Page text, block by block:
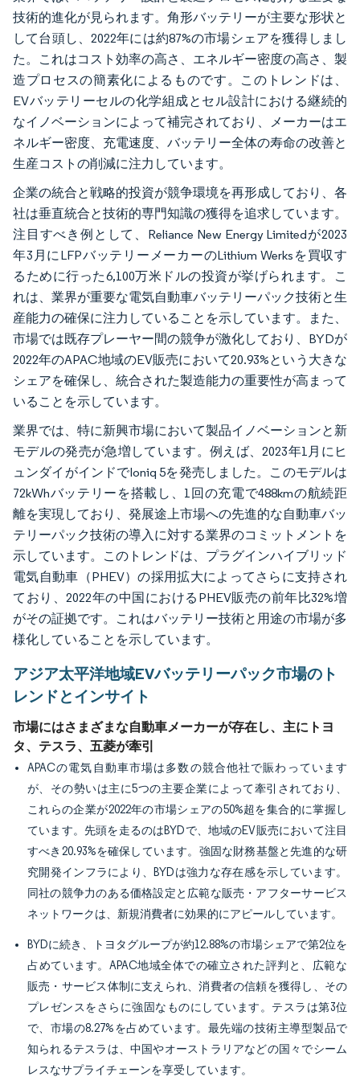
技術的進化が見られます。角形バッテリーが主要な形状と
して台頭し、2022年には約87%の市場シェアを獲得しまし
た。これはコスト効率の高さ、エネルギー密度の高さ、製
造プロセスの簡素化によるものです。このトレンドは、
EVバッテリーセルの化学組成とセル設計における継続的
なイノベーションによって補完されており、メーカーはエ
ネルギー密度、充電速度、バッテリー全体の寿命の改善と
生産コストの削減に注力しています。
企業の統合と戦略的投資が競争環境を再形成しており、各
社は垂直統合と技術的専門知識の獲得を追求しています。
注目すべき例として、Reliance New Energy Limitedが2023
年3月にLFPバッテリーメーカーのLithium Werksを買収す
るために行った6,100万米ドルの投資が挙げられます。こ
れは、業界が重要な電気自動車バッテリーパック技術と生
産能力の確保に注力していることを示しています。また、
市場では既存プレーヤー間の競争が激化しており、BYDが
2022年のAPAC地域のEV販売において20.93%という大きな
シェアを確保し、統合された製造能力の重要性が高まって
いることを示しています。
業界では、特に新興市場において製品イノベーションと新
モデルの発売が急増しています。例えば、2023年1月にヒ
ュンダイがインドでIoniq 5を発売しました。このモデルは
72kWhバッテリーを搭載し、1回の充電で488kmの航続距
離を実現しており、発展途上市場への先進的な自動車バッ
テリーパック技術の導入に対する業界のコミットメントを
示しています。このトレンドは、プラグインハイブリッド
電気自動車（PHEV）の採用拡大によってさらに支持され
ており、2022年の中国におけるPHEV販売の前年比32%増
がその証拠です。これはバッテリー技術と用途の市場が多
様化していることを示しています。
アジア太平洋地域EVバッテリーパック市場のト
レンドとインサイト
市場にはさまざまな自動車メーカーが存在し、主にトヨ
タ、テスラ、五菱が牽引
APACの電気自動車市場は多数の競合他社で賑わっています
が、その勢いは主に5つの主要企業によって牽引されており、
これらの企業が2022年の市場シェアの50%超を集合的に掌握し
ています。先頭を走るのはBYDで、地域のEV販売において注目
すべき20.93%を確保しています。強固な財務基盤と先進的な研
究開発インフラにより、BYDは強力な存在感を示しています。
同社の競争力のある価格設定と広範な販売・アフターサービス
ネットワークは、新規消費者に効果的にアピールしています。
BYDに続き、トヨタグループが約12.88%の市場シェアで第2位を
占めています。APAC地域全体での確立された評判と、広範な
販売・サービス体制に支えられ、消費者の信頼を獲得し、その
プレゼンスをさらに強固なものにしています。テスラは第3位
で、市場の8.27%を占めています。最先端の技術主導型製品で
知られるテスラは、中国やオーストラリアなどの国々でシーム
レスなサプライチェーンを享受しています。